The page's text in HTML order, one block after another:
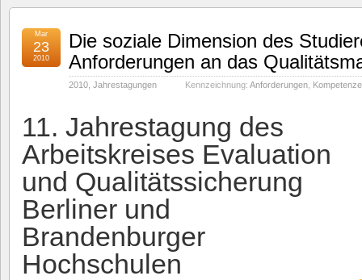
Die soziale Dimension des
Anforderungen an das
2010 Jahrestagungen Kennzeichnung: Anforderungen
Mar
23
2010
11. Jahrestagung des
Arbeitskreises Evaluation
und Qualitätssicherung
Berliner und
Brandenburger
Hochschulen